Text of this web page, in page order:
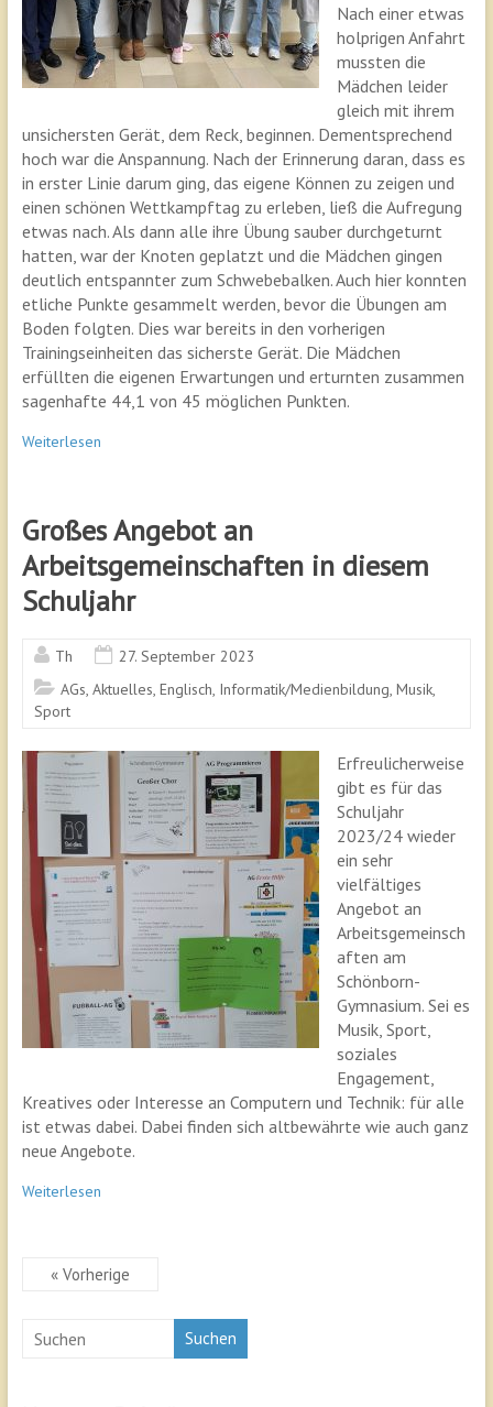
Nach einer etwas
holprigen Anfahrt
mussten die
Mädchen leider
gleich mit ihrem
unsichersten Gerät, dem Reck, beginnen. Dementsprechend
hoch war die Anspannung. Nach der Erinnerung daran, dass es
in erster Linie darum ging, das eigene Können zu zeigen und
einen schönen Wettkampftag zu erleben, ließ die Aufregung
etwas nach. Als dann alle ihre Übung sauber durchgeturnt
hatten, war der Knoten geplatzt und die Mädchen gingen
deutlich entspannter zum Schwebebalken. Auch hier konnten
etliche Punkte gesammelt werden, bevor die Übungen am
Boden folgten. Dies war bereits in den vorherigen
Trainingseinheiten das sicherste Gerät. Die Mädchen
erfüllten die eigenen Erwartungen und erturnten zusammen
sagenhafte 44,1 von 45 möglichen Punkten.
Weiterlesen
Großes Angebot an
Arbeitsgemeinschaften in diesem
Schuljahr
Th
27. September 2023
AGs, Aktuelles, Englisch, Informatik/Medienbildung, Musik,
Sport
Erfreulicherweise
gibt es für das
Schuljahr
2023/24 wieder
ein sehr
vielfältiges
Angebot an
Arbeitsgemeinsch
aften am
Schönborn-
Gymnasium. Sei es
Musik, Sport,
soziales
Engagement,
Kreatives oder Interesse an Computern und Technik: für alle
ist etwas dabei. Dabei finden sich altbewährte wie auch ganz
neue Angebote.
Weiterlesen
« Vorherige
Suchen